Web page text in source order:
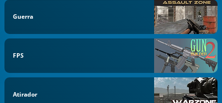
Guerra
FPS
Atirador